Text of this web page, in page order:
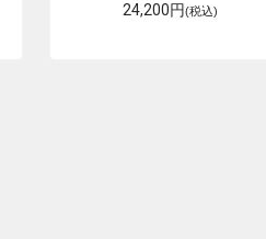
24,200円(税込)